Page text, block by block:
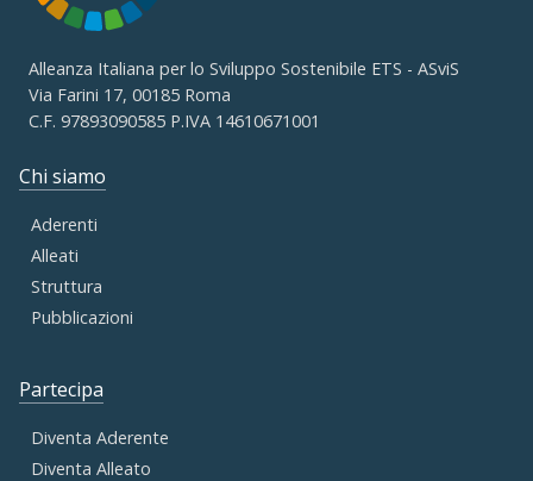
Alleanza Italiana per lo Sviluppo Sostenibile ETS - ASviS
Via Farini 17, 00185 Roma
C.F. 97893090585 P.IVA 14610671001
Chi siamo
Aderenti
Alleati
Struttura
Pubblicazioni
Partecipa
Diventa Aderente
Diventa Alleato